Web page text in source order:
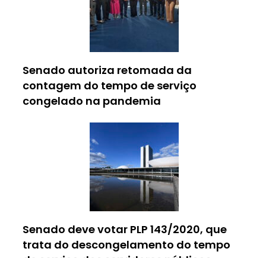
Senado autoriza retomada da
contagem do tempo de serviço
congelado na pandemia
Senado deve votar PLP 143/2020, que
trata do descongelamento do tempo